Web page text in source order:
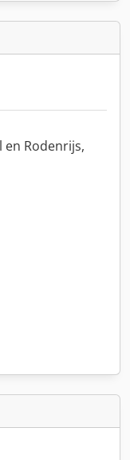
en Rodenrijs,